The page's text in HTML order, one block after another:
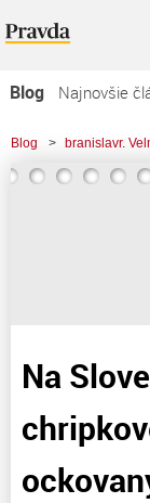
Blog
Najnovšie
Najčítanejšie články
Blog > branislavr.
> Na Slovensku sa
Na